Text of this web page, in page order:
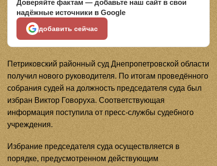
Доверяйте фактам — добавьте наш сайт в свои
надёжные источники в Google
добавить сейчас
Петриковский районный суд Днепропетровской области
получил нового руководителя. По итогам проведённого
собрания судей на должность председателя суда был
избран Виктор Говоруха. Соответствующая
информация поступила от пресс-службы судебного
учреждения.
Избрание председателя суда осуществляется в
порядке, предусмотренном действующим